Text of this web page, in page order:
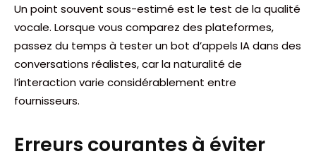
Un point souvent sous-estimé est le test de la qualité
vocale. Lorsque vous comparez des plateformes,
passez du temps à tester un bot d’appels IA dans des
conversations réalistes, car la naturalité de
l’interaction varie considérablement entre
fournisseurs.
Erreurs courantes à éviter